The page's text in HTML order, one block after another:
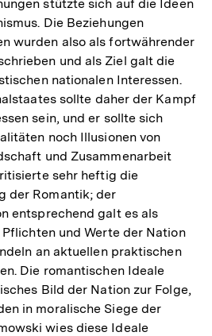
stützte sich auf die Ideen
Die Beziehungen
wurden also als fortwährender
und als Ziel galt die
nationalen Interessen.
sollte daher der Kampf
sein, und er sollte sich
noch Illusionen von
und Zusammenarbeit
sehr heftig die
der Romantik; der
entsprechend galt es als
und Werte der Nation
an aktuellen praktischen
Die romantischen Ideale
Bild der Nation zur Folge,
in moralische Siege der
wies diese Ideale